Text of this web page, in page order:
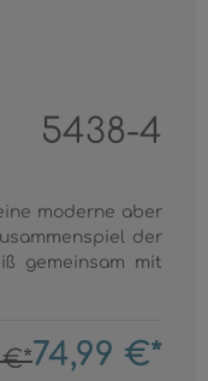
5438-4
moderne aber
der
gemeinsam mit
€*74,99 €*